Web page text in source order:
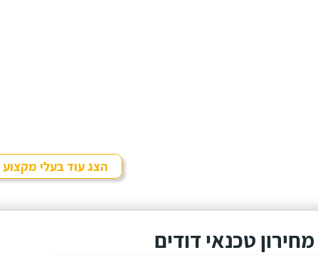
הצג עוד בעלי מקצוע
מחירון טכנאי דודים